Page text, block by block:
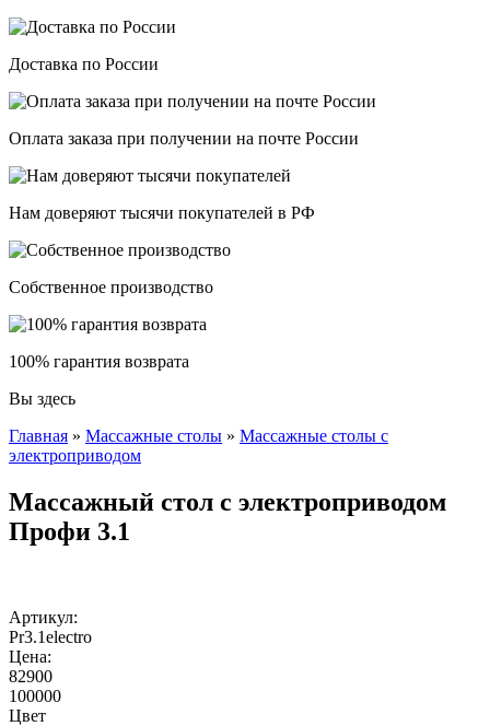
Доставка по России
Оплата заказа при получении на почте России
Нам доверяют тысячи покупателей в РФ
Собственное производство
100% гарантия возврата
Вы здесь
Главная » Массажные столы » Массажные столы с
электроприводом
Массажный стол с электроприводом
Профи 3.1
Артикул:
Pr3.1electro
Цена:
82900
100000
Цвет